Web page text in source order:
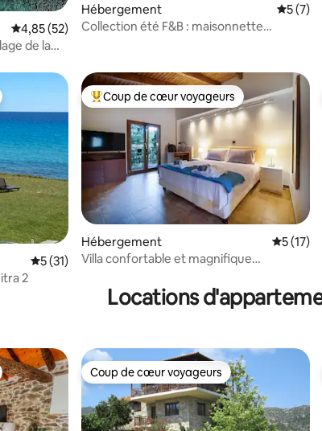
Évaluation moyenne sur la base de 52 commentaires :
4,85 (52)
de la
Hébergement
5 (7)
Collection été F&B : maisonnette
plus appréciés
Évaluation moyenne sur la base de 31 commentaires
5 (31)
2
Coups de cœur voyageurs les plus
Coup de cœur voyageurs
Hébergement
5 (17)
Villa confortable et magnifique
Locations
plus appréciés Coup de cœur voyageurs
Coup de cœur voyageurs